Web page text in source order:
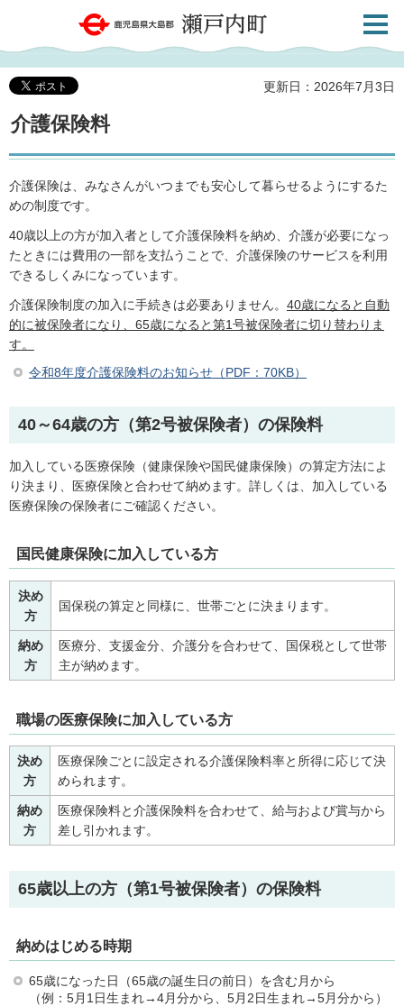
鹿児島県大島郡 瀬戸内町
共通メ
更新日：2026年7月3日
介護保険料
介護保険は、みなさんがいつまでも安心して暮らせるようにするた
めの制度です。
40歳以上の方が加入者として介護保険料を納め、介護が必要になっ
たときには費用の一部を支払うことで、介護保険のサービスを利用
できるしくみになっています。
介護保険制度の加入に手続きは必要ありません。 40歳になると自動
的に被保険者になり、65歳になると第1号被保険者に切り替わりま
す。
令和8年度介護保険料のお知らせ（PDF：70KB）
40～64歳の方（第2号被保険者）の保険料
加入している医療保険（健康保険や国民健康保険）の算定方法によ
り決まり、医療保険と合わせて納めます。詳しくは、加入している
医療保険の保険者にご確認ください。
国民健康保険に加入している方
決め
方
国保税の算定と同様に、世帯ごとに決まります。
納め
方
医療分、支援金分、介護分を合わせて、国保税として世帯
主が納めます。
職場の医療保険に加入している方
決め
方
医療保険ごとに設定される介護保険料率と所得に応じて決
められます。
納め
方
医療保険料と介護保険料を合わせて、給与および賞与から
差し引かれます。
65歳以上の方（第1号被保険者）の保険料
納めはじめる時期
65歳になった日（65歳の誕生日の前日）を含む月から
（例：5月1日生まれ→4月分から、5月2日生まれ→5月分から）